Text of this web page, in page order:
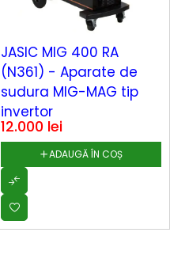
HOT
JASIC MIG 400 RA
(N361) - Aparate de
sudura MIG-MAG tip
invertor
12.000 lei
ADAUGĂ ÎN COȘ